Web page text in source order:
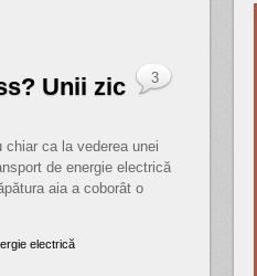
Unii zic
ca la vederea unei
de energie electrică
aia a coborât o
3
electrică